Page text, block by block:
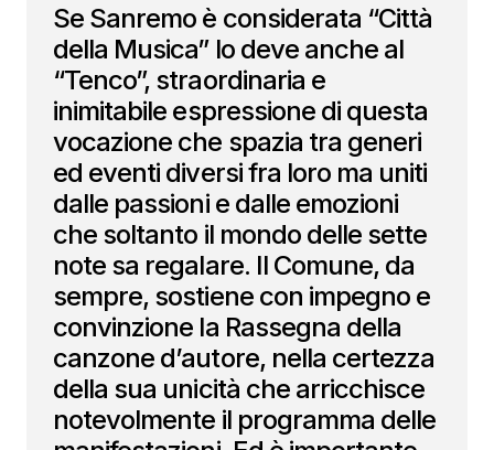
Se Sanremo è considerata “Città
della Musica” lo deve anche al
“Tenco”, straordinaria e
inimitabile espressione di questa
vocazione che spazia tra generi
ed eventi diversi fra loro ma uniti
dalle passioni e dalle emozioni
che soltanto il mondo delle sette
note sa regalare. Il Comune, da
sempre, sostiene con impegno e
convinzione la Rassegna della
canzone d’autore, nella certezza
della sua unicità che arricchisce
notevolmente il programma delle